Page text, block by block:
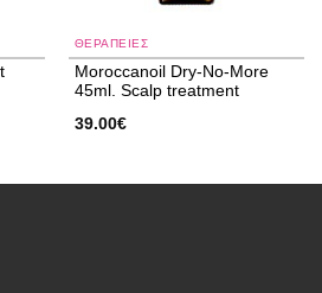
ΘΕΡΑΠΕΙΕΣ
Moroccanoil Dry-No-More
45ml. Scalp treatment
39.00€